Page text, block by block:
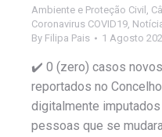
Ambiente e Proteção Civil ,
Coronavirus COVID19,
By Filipa Pais 1 Agosto
✔️ 0 (zero) casos
reportados no
digitalmente
pessoas que se